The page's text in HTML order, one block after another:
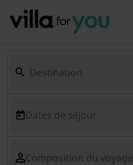
Dates de séjour
Composition du voyage